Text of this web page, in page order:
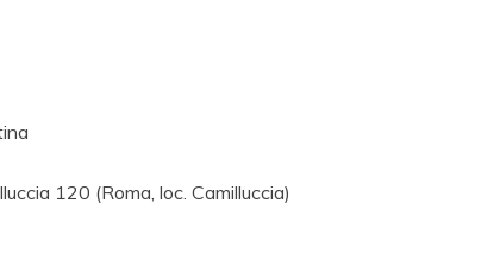
120 (Roma, loc. Camilluccia)